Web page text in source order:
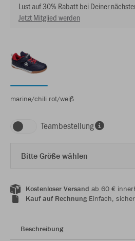
Lust auf 30% Rabatt bei Deiner
Jetzt Mitglied werden
marine/chili rot/weiß
Teambestellung
Bitte Größe wählen
Kostenloser Versand ab 60 €
Kauf auf RechnungEinfach,
Beschreibung